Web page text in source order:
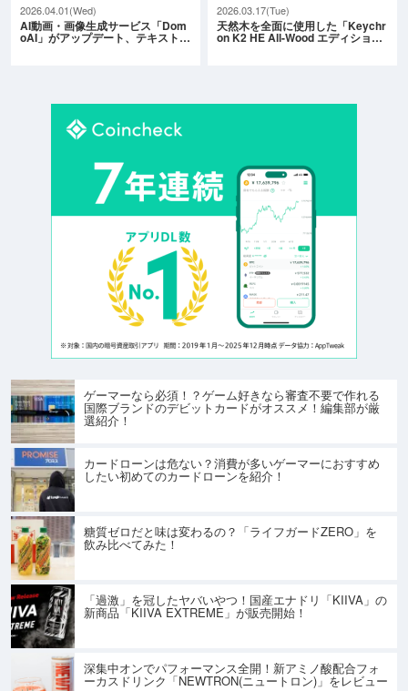
2026.04.01(Wed)
AI動画・画像生成サービス「Dom
oAI」がアップデート、テキスト…
2026.03.17(Tue)
天然木を全面に使用した「Keychr
on K2 HE All-Wood エディショ…
ゲーマーなら必須！？ゲーム好きなら審査不要で作れる
国際ブランドのデビットカードがオススメ！編集部が厳
選紹介！
カードローンは危ない？消費が多いゲーマーにおすすめ
したい初めてのカードローンを紹介！
糖質ゼロだと味は変わるの？「ライフガードZERO」を
飲み比べてみた！
「過激」を冠したヤバいやつ！国産エナドリ「KIIVA」の
新商品「KIIVA EXTREME」が販売開始！
深集中オンでパフォーマンス全開！新アミノ酸配合フォ
ーカスドリンク「NEWTRON(ニュートロン)」をレビュー